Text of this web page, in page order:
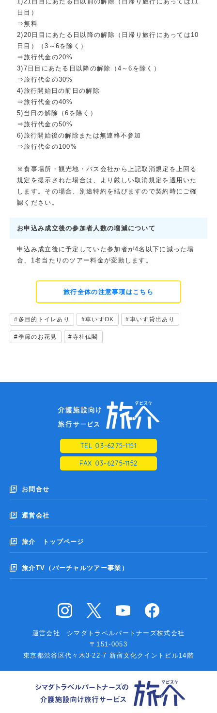
日目）
⇒無料
2)20日目にあたる日以降の解除（日帰り旅行にあっては10
日目）（3～6を除く）
⇒旅行代金の20%
3)7日目にあたる日以降の解除（4～6を除く）
⇒旅行代金の30%
4)旅行開始日の前日の解除
⇒旅行代金の40%
5)当日の解除（6を除く）
⇒旅行代金の50%
6)旅行開始後の解除または無連絡不参加
⇒旅行代金の100%
※食事場所・観光地・バス会社から上記取消規定を上回る
規定を提示された場合は、より厳しい取消規定を適用いた
します。その場合、別途特約を結びますので契約時にご確
認ください。
お申込み成立後の参加者人数の増減について
申込み成立後に予定していた参加者が4名以下に減った場
合、1名当たりのツアー料金が変動します。
旅行全体の注意事項はこちら
#多目的トイレあり #車いすOK #車いす貸出あり
#季節のお花見 #寺社仏閣
TEL 03-6275-1151
FAX 03-6275-1152
お問合せ
運営会社
旅介 トップページ
旅介TV（バーチャルツアー事業）
運営会社 シマダトラベルパートナーズ株式会社
〒151-0053
東京都渋谷区代々木3-22-7 新宿文化クイントビル14階